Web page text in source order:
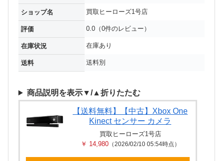
ショップ名 買取ヒーローズ1号店
評価 0.0（0件のレビュー）
在庫状況 在庫あり
送料 送料別
商品説明を表示▼/▲折りたたむ
【送料無料】【中古】Xbox One
Kinect センサー カメラ
買取ヒーローズ1号店
￥ 14,980（2026/02/10 05:54時点）